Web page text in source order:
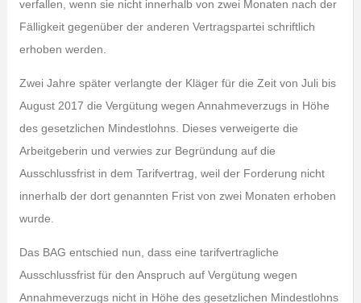
verfallen, wenn sie nicht innerhalb von zwei Monaten nach der
Fälligkeit gegenüber der anderen Vertragspartei schriftlich
erhoben werden.
Zwei Jahre später verlangte der Kläger für die Zeit von Juli bis
August 2017 die Vergütung wegen Annahmeverzugs in Höhe
des gesetzlichen Mindestlohns. Dieses verweigerte die
Arbeitgeberin und verwies zur Begründung auf die
Ausschlussfrist in dem Tarifvertrag, weil der Forderung nicht
innerhalb der dort genannten Frist von zwei Monaten erhoben
wurde.
Das BAG entschied nun, dass eine tarifvertragliche
Ausschlussfrist für den Anspruch auf Vergütung wegen
Annahmeverzugs nicht in Höhe des gesetzlichen Mindestlohns